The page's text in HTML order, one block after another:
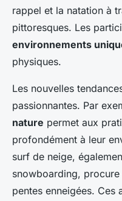
rappel et la natation à
pittoresques. Les
environnements
physiques.
Les nouvelles
passionnantes. Par
nature permet aux
profondément à leur
surf de neige,
snowboarding,
pentes enneigées. Ces